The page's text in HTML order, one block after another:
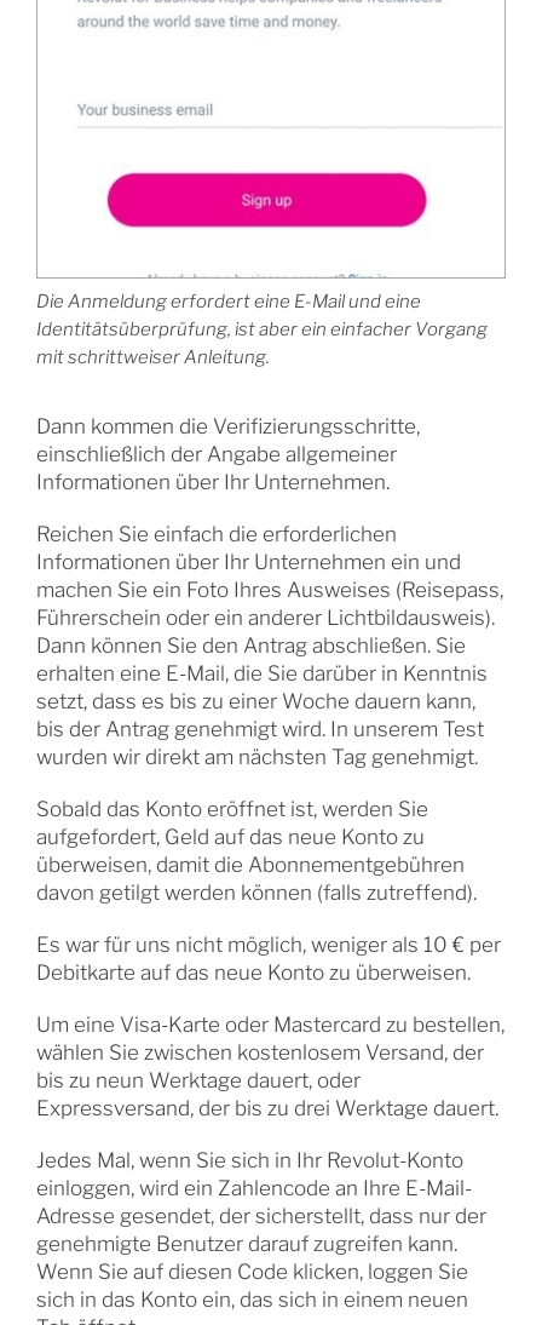
Die Anmeldung erfordert eine E-Mail und eine
Identitätsüberprüfung, ist aber ein einfacher Vorgang
mit schrittweiser Anleitung.
Dann kommen die Verifizierungsschritte,
einschließlich der Angabe allgemeiner
Informationen über Ihr Unternehmen.
Reichen Sie einfach die erforderlichen
Informationen über Ihr Unternehmen ein und
machen Sie ein Foto Ihres Ausweises (Reisepass,
Führerschein oder ein anderer Lichtbildausweis).
Dann können Sie den Antrag abschließen. Sie
erhalten eine E-Mail, die Sie darüber in Kenntnis
setzt, dass es bis zu einer Woche dauern kann,
bis der Antrag genehmigt wird. In unserem Test
wurden wir direkt am nächsten Tag genehmigt.
Sobald das Konto eröffnet ist, werden Sie
aufgefordert, Geld auf das neue Konto zu
überweisen, damit die Abonnementgebühren
davon getilgt werden können (falls zutreffend).
Es war für uns nicht möglich, weniger als 10 € per
Debitkarte auf das neue Konto zu überweisen.
Um eine Visa-Karte oder Mastercard zu bestellen,
wählen Sie zwischen kostenlosem Versand, der
bis zu neun Werktage dauert, oder
Expressversand, der bis zu drei Werktage dauert.
Jedes Mal, wenn Sie sich in Ihr Revolut-Konto
einloggen, wird ein Zahlencode an Ihre E-Mail-
Adresse gesendet, der sicherstellt, dass nur der
genehmigte Benutzer darauf zugreifen kann.
Wenn Sie auf diesen Code klicken, loggen Sie
sich in das Konto ein, das sich in einem neuen